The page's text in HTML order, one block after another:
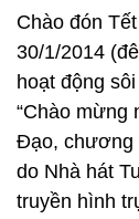
Chào đón
30/1/2014
hoạt động
“Chào mừng
Đạo, chương
do Nhà hát
truyền hình